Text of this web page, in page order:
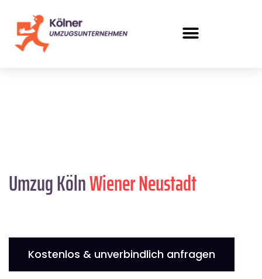
Umzug KölnWiener Neustadt
Kostenlos & unverbindlich anfragen